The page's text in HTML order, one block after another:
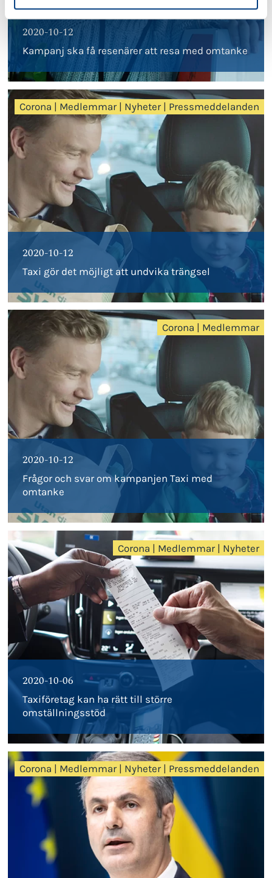
2020-10-12
Kampanj ska få resenärer att resa med omtanke
Corona | Medlemmar| Nyheter| Pressmeddelanden
2020-10-12
Taxi gör det möjligt att undvika trängsel
Corona | Medlemmar
2020-10-12
Frågor och svar om kampanjen Taxi med
omtanke
Corona | Medlemmar| Nyheter
2020-10-06
Taxiföretag kan ha rätt till större
omställningsstöd
Corona | Medlemmar| Nyheter| Pressmeddelanden